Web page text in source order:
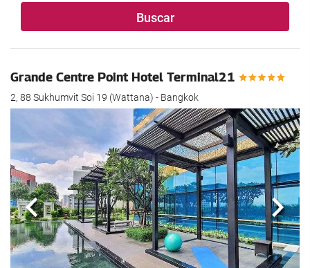
Buscar
Grande Centre Point Hotel Terminal21
2, 88 Sukhumvit Soi 19 (Wattana) - Bangkok
Anterior